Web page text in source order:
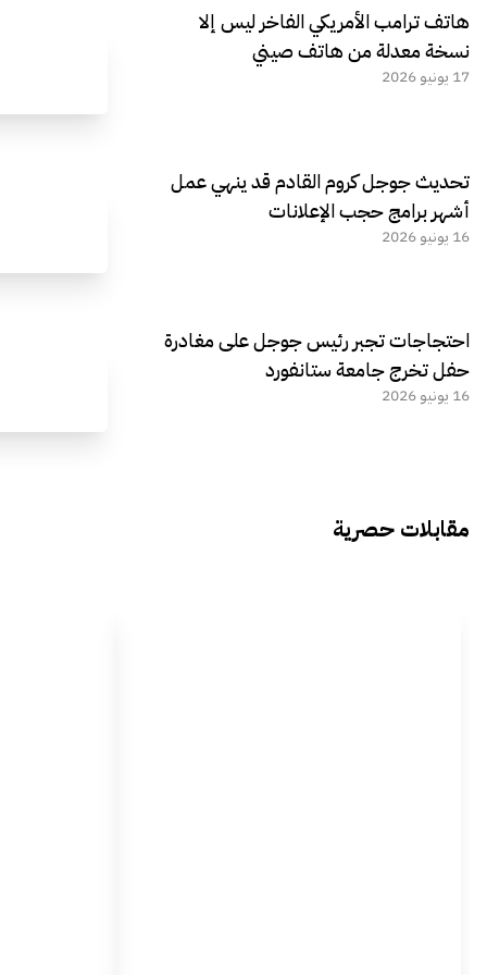
هاتف ترامب الأمريكي الفاخر ليس إلا
نسخة معدلة من هاتف صيني
17 يونيو 2026
تحديث جوجل كروم القادم قد ينهي عمل
أشهر برامج حجب الإعلانات
16 يونيو 2026
احتجاجات تجبر رئيس جوجل على مغادرة
حفل تخرج جامعة ستانفورد
16 يونيو 2026
مقابلات حصرية